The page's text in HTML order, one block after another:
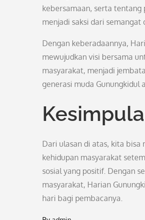
kebersamaan, serta
menjadi saksi dari
Dengan keberadaannya,
mewujudkan visi bersama
masyarakat, menjadi
generasi muda Gunungkidul
Dari ulasan di atas, kita
kehidupan masyarakat
sosial yang positif. Dengan
masyarakat, Harian
hari bagi pembacanya.